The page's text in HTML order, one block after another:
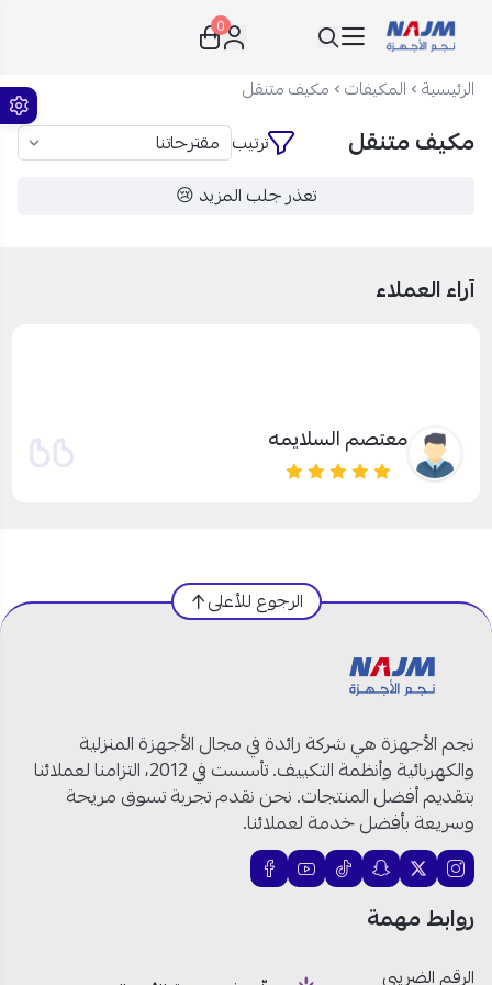
نجم الأجهزة
0
الرئيسية المكيفات مكيف متنقل
مكيف متنقل
ترتيب
تعذر جلب المزيد 😢
آراء العملاء
معتصم السلايمه
الرجوع للأعلى
نجم الأجهزة هي شركة رائدة في مجال الأجهزة المنزلية
والكهربائية وأنظمة التكييف. تأسست في 2012، التزامنا لعملائنا
بتقديم أفضل المنتجات. نحن نقدم تجربة تسوق مريحة
وسريعة بأفضل خدمة لعملائنا.
روابط مهمة
الرقم الضريبي